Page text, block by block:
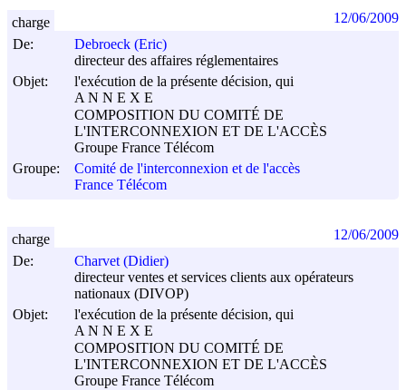
De:
Debroeck (Eric)
directeur des affaires réglementaires
Objet:
l'exécution de la présente décision, qui
A N N E X E
COMPOSITION DU COMITÉ DE
L'INTERCONNEXION ET DE L'ACCÈS
Groupe France Télécom
Groupe:
Comité de l'interconnexion et de l'accès
France Télécom
charge 12/06/2009
De:
Charvet (Didier)
directeur ventes et services clients aux opérateurs
nationaux (DIVOP)
Objet:
l'exécution de la présente décision, qui
A N N E X E
COMPOSITION DU COMITÉ DE
L'INTERCONNEXION ET DE L'ACCÈS
Groupe France Télécom
charge 12/06/2009